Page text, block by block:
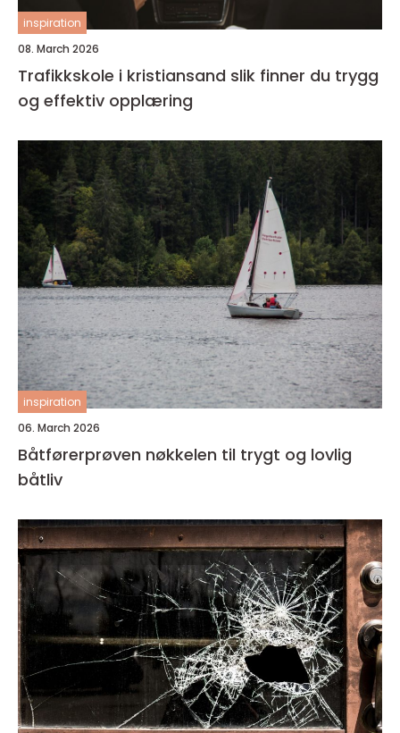
inspiration
08. March 2026
Trafikkskole i kristiansand slik finner du trygg
og effektiv opplæring
inspiration
06. March 2026
Båtførerprøven nøkkelen til trygt og lovlig
båtliv